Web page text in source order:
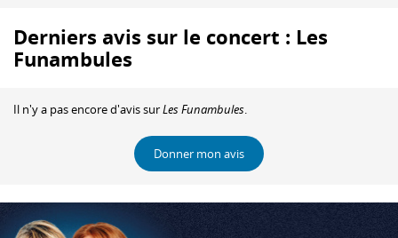
Derniers avis sur le concert : Les
Funambules
Il n'y a pas encore d'avis surLes Funambules.
Donner mon avis